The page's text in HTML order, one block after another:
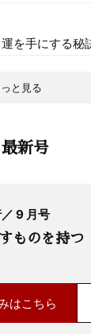
と見る
運を手にする秘
最新号
9 月号
ものを持つ
はこちら